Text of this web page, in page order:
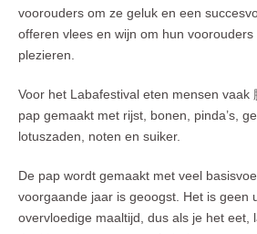
voorouders om ze geluk en een
offeren vlees en wijn om hun
plezieren.
Voor het Labafestival eten mensen vaak
pap gemaakt met rijst, bonen, pinda’s,
lotuszaden, noten en suiker.
De pap wordt gemaakt met veel
voorgaande jaar is geoogst. Het is geen
overvloedige maaltijd, dus als je het eet,